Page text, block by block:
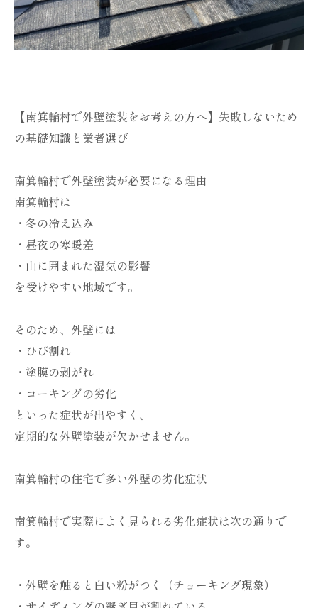
【南箕輪村で外壁塗装をお考えの方へ】失敗しないため
の基礎知識と業者選び
南箕輪村で外壁塗装が必要になる理由
南箕輪村は
・冬の冷え込み
・昼夜の寒暖差
・山に囲まれた湿気の影響
を受けやすい地域です。
そのため、外壁には
・ひび割れ
・塗膜の剥がれ
・コーキングの劣化
といった症状が出やすく、
定期的な外壁塗装が欠かせません。
南箕輪村の住宅で多い外壁の劣化症状
南箕輪村で実際によく見られる劣化症状は次の通りで
す。
・外壁を触ると白い粉がつく（チョーキング現象）